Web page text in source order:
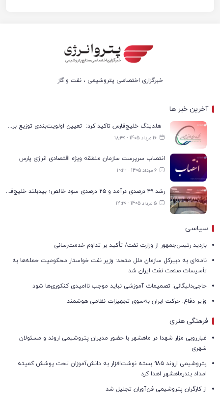
خبرگزاری اختصاصی پتروشیمی ، نفت و گاز
آخرین خبر ها
هلدینگ خلیج‌فارس تاکید کرد: تعیین اولویت‌بندی توزیع برق پتروشیمی‌ها، صرفا با شرکت ملی صنایع پتروشیمی ایران است
16 مرداد 1405 - ۱۸:۴۹
انتصاب سرپرست سازمان منطقه ویژه اقتصادی انرژی پارس
6 مرداد 1405 - ۱۰:۱۳
رشد ۴۹ درصدی درآمد و ۲۵ درصدی سود خالص؛ بیدبلند خلیج‌فارس سال ۱۴۰۴ را با رکوردهای جدید به پایان رساند
5 مرداد 1405 - ۱۴:۲۹
سیاسی
بازدید رئیس‌جمهور از وزارت نفت/ تأکید بر تداوم خدمت‌رسانی
نامه‌ای به دبیرکل سازمان ملل متحد: وزیر نفت خواستار محکومیت حمله‌ها به
تأسیسات صنعت نفت ایران شد
حاجی‌دلیگانی: تصمیمات آموزشی نباید موجب ناامیدی کنکوری‌ها شود
وزیر دفاع: حرکت ایران به‌سوی تجهیزات نظامی هوشمند
فرهنگی هنری
غبارروبی مزار شهدا در ماهشهر با حضور مدیران پتروشیمی اروند و مسئولان
شهری
پتروشیمی اروند ۹۸۵ بسته نوشت‌افزار به دانش‌آموزان تحت پوشش کمیته
امداد بندرماهشهر اهدا کرد
از کارگران پتروشیمی فن‌آوران تجلیل شد